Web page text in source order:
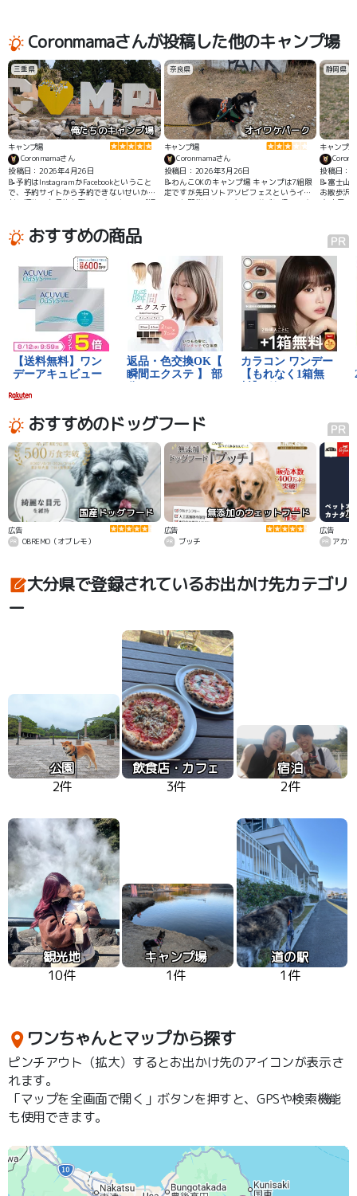
Coronmamaさんが投稿した他のキャンプ場
三重県
俺たちのキャンプ場
キャンプ場
Coronmamaさん
投稿日：2026年4月26日
📝予約はInstagramかFacebookということ
で、予約サイトから予約できないせいか、
割と連休でも予約を取りやすいキャンプ場
敷いてくれているのでテントもドロドロに
ならずありがたいです
奈良県
オイワケパーク
キャンプ場
Coronmamaさん
投稿日：2026年3月26日
📝わんこOKのキャンプ場 キャンプは7組限
定ですが先日ソトアソビフェスというイベ
ントを開催されていたので遊びに行ってき
静岡県
キャンプ場
投稿日：
📝富士山
お散歩沢
す お風
おすすめの商品
おすすめのドッグフード
国産ドッグフード
広告
OBREMO（オブレモ）
無添加のウェットフード
広告
ブッチ
カ
広告
アカ
大分県で登録されているお出かけ先カテゴリ
ー
公園
2件
飲食店・カフェ
3件
宿泊
2件
観光地
10件
キャンプ場
1件
道の駅
1件
ワンちゃんとマップから探す
ピンチアウト（拡大）するとお出かけ先のアイコンが表示さ
れます。
「マップを全画面で開く」ボタンを押すと、GPSや検索機能
も使用できます。